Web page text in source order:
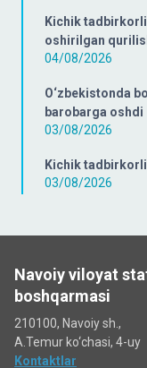
Kichik
oshirilgan
04/08/2026
O‘zbekistonda
barobarga oshdi
03/08/2026
Kichik
03/08/2026
Navoiy viloyat
boshqarmasi
210100, Navoiy sh.,
A.Temur ko‘chаsi, 4-uy
Kontaktlar